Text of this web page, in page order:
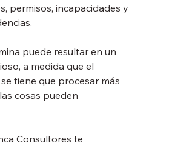
permisos, incapacidades y
puede resultar en un
a medida que el
tiene que procesar más
cosas pueden
Consultores te